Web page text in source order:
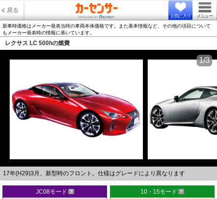
戻る
お気に入り メニュー
新車時価格はメーカー発表当時の車両本体価格です。また基本情報など、その他の項目について
もメーカー発表時の情報に基いています。
レクサス LC 500hの燃費
17年(H29)3月、新型時のフロント。仕様はグレードにより異なります
1/3
JC08モード 10・15モード